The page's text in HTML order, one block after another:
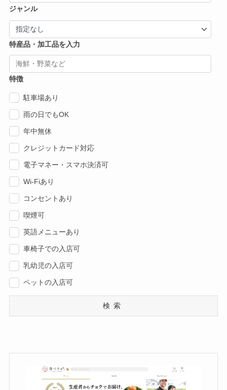
ジャンル
特産品・加工品を入力
特徴
駐車場あり
雨の日でもOK
年中無休
クレジットカード対応
電子マネー・スマホ決済可
Wi-Fiあり
コンセントあり
喫煙可
英語メニューあり
車椅子での入店可
乳幼児の入店可
ペットの入店可
検索